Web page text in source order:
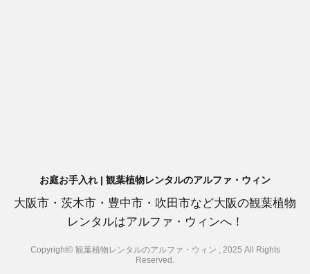
お庭お手入れ | 観葉植物レンタルのアルファ・ウィン
大阪市・茨木市・豊中市・吹田市など大阪の観葉植物
レンタルはアルファ・ウィンへ！
Copyright© 観葉植物レンタルのアルファ・ウィン , 2025 All Rights
Reserved.